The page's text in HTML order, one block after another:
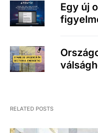
Egy új
RELATED POSTS